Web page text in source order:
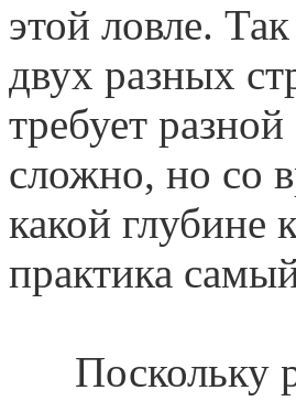
этой ловле.
двух разных
требует
сложно, но со
какой глубине
практика
Поскольку